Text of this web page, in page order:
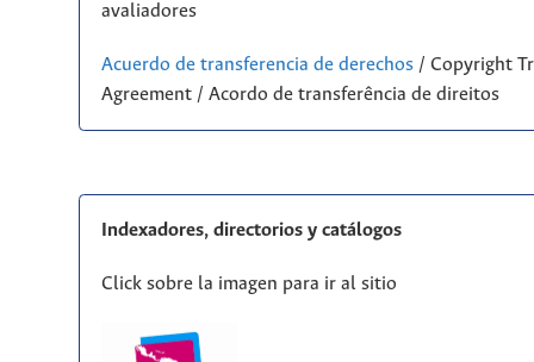
avaliadores
Acuerdo de transferencia de derechos/ Copyright
Agreement / Acordo de transferência de direitos
Indexadores, directorios y catálogos
Click sobre la imagen para ir al sitio